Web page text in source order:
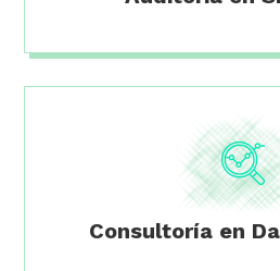
Consultoría en